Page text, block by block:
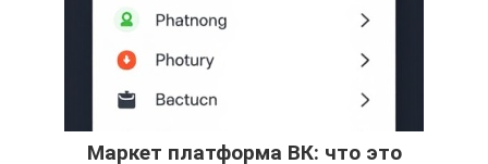
Маркет платформа ВК: что это